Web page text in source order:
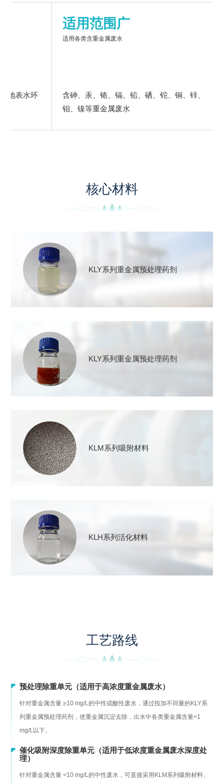
适用范围广
适用各类含重金属废水
含砷、汞、铬、镉、铅、硒、铊、铜、锌、
钼、镍等重金属废水
除重药剂
核心材料
KLY系列重金属预处理药剂
KLY系列重金属预处理药剂
KLM系列吸附材料
KLH系列活化材料
工艺路线
预处理除重单元（适用于高浓度重金属废水）
针对重金属含量 ≥10 mg/L的中性或酸性废水，通过投加不同量的KLY系
列重金属预处理药剂，使重金属沉淀去除，出水中各类重金属含量<1
mg/L以下。
催化吸附深度除重单元（适用于低浓度重金属废水深度处
理）
针对重金属含量 <10 mg/L的中性废水，可直接采用KLM系列吸附材料、